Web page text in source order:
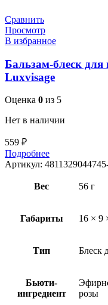
Сравнить
Просмотр
В избранное
Бальзам-блеск для
Luxvisage
Оценка 0 из 5
Нет в наличии
559 ₽
Подробнее
Артикул:
Вес 56 г
Габариты 16 × 9
Тип Блеск
Бьюти-
ингредиент
розы